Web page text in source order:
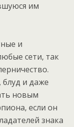
им
и
сети, так
блуд и даже
новым
если он
знака